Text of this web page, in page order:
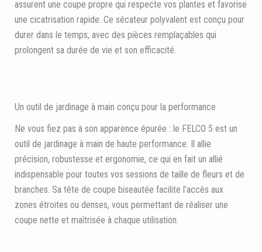
assurent une coupe propre qui respecte vos plantes et favorise
une cicatrisation rapide. Ce sécateur polyvalent est conçu pour
durer dans le temps, avec des pièces remplaçables qui
prolongent sa durée de vie et son efficacité.
Un outil de jardinage à main conçu pour la performance
Ne vous fiez pas à son apparence épurée : le FELCO 5 est un
outil de jardinage à main de haute performance. Il allie
précision, robustesse et ergonomie, ce qui en fait un allié
indispensable pour toutes vos sessions de taille de fleurs et de
branches. Sa tête de coupe biseautée facilite l’accès aux
zones étroites ou denses, vous permettant de réaliser une
coupe nette et maîtrisée à chaque utilisation.